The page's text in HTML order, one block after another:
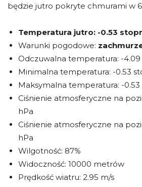
będzie jutro pokryte chmurami w
Temperatura jutro: -0.53
Warunki pogodowe:
Odczuwalna temperatura: -
Minimalna temperatura: -0.53
Maksymalna temperatura: -0.53
Ciśnienie atmosferyczne na
hPa
Ciśnienie atmosferyczne na
hPa
Wilgotność: 87%
Widoczność: 10000 metrów
Prędkość wiatru: 2.95 m/s